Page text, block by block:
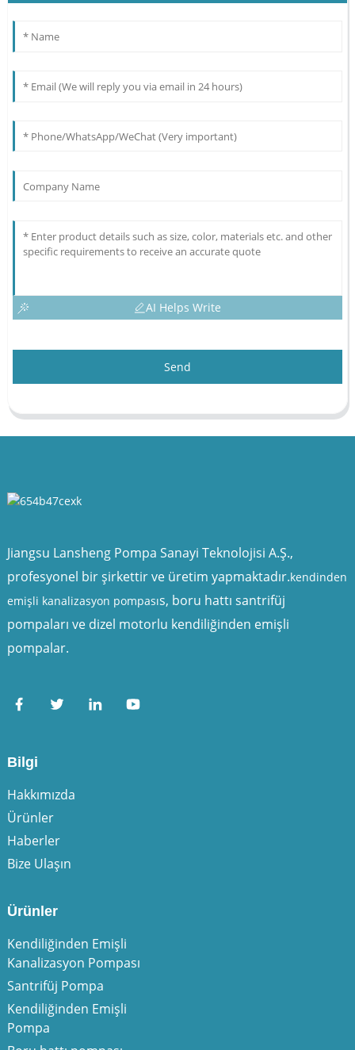
AI Helps Write
Send
Jiangsu Lansheng Pompa Sanayi Teknolojisi A.Ş.,
profesyonel bir şirkettir ve üretim yapmaktadır.kendinden
emişli kanalizasyon pompasıs, boru hattı santrifüj
pompaları ve dizel motorlu kendiliğinden emişli
pompalar.
Bilgi
Hakkımızda
Ürünler
Haberler
Bize Ulaşın
Ürünler
Kendiliğinden Emişli
Kanalizasyon Pompası
Santrifüj Pompa
Kendiliğinden Emişli
Pompa